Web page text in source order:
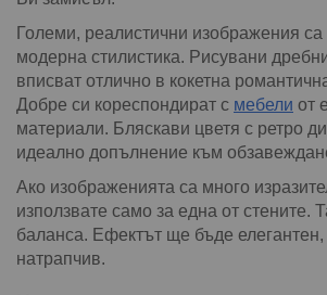
Големи, реалистични изображения
модерна стилистика. Рисувани
вписват отлично в кокетна
Добре си кореспондират с мебели от
материали. Бляскави цветя с ретро
идеално допълнение към
Ако изображенията са много
използвате само за една от стените.
баланса. Ефектът ще бъде елегантен,
натрапчив.